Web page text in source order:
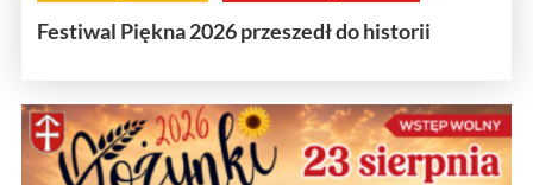
Festiwal Piękna 2026 przeszedł do historii